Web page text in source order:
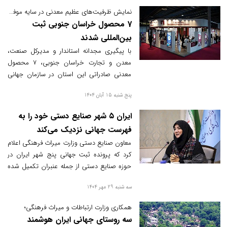
نمایش ظرفیت‌های عظیم معدنی در سایه موفقیت جهانی؛
7 محصول خراسان جنوبی ثبت
بین‌المللی شدند
با پیگیری مجدانه استاندار و مدیرکل صنعت،
معدن و تجارت خراسان جنوبی، ۷ محصول
معدنی صادراتی این استان در سازمان جهانی
جهانی رسید.
پنج شنبه 15 آبان 1404
ایران ۵ شهر صنایع دستی خود را به
فهرست جهانی نزدیک می‌کند
معاون صنایع دستی وزارت میراث فرهنگی اعلام
کرد که پرونده ثبت جهانی پنج شهر ایران در
حوزه صنایع دستی از جمله عنبران تکمیل شده
شهرها در فهرست جهانی ثبت خواهند شد.
سه شنبه 29 مهر 1404
همکاری وزارت ارتباطات و میراث فرهنگی؛
سه روستای جهانی ایران هوشمند